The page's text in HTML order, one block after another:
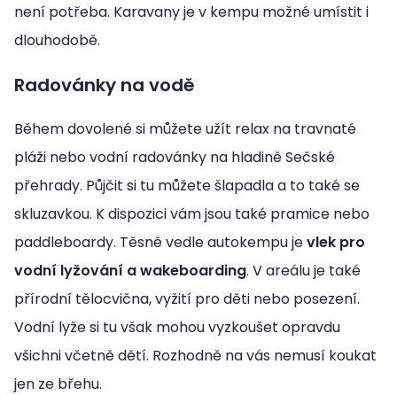
není potřeba. Karavany je v kempu možné umístit i
dlouhodobě.
Radovánky na vodě
Během dovolené si můžete užít relax na travnaté
pláži nebo vodní radovánky na hladině Sečské
přehrady. Půjčit si tu můžete šlapadla a to také se
skluzavkou. K dispozici vám jsou také pramice nebo
paddleboardy. Těsně vedle autokempu jevlek pro
vodní lyžování a wakeboarding. V areálu je také
přírodní tělocvična, vyžití pro děti nebo posezení.
Vodní lyže si tu však mohou vyzkoušet opravdu
všichni včetně dětí. Rozhodně na vás nemusí koukat
jen ze břehu.